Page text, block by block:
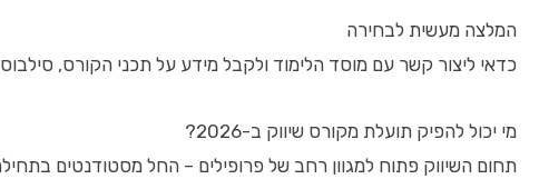
המלצה מעשית לבחירה
כדאי ליצור קשר עם מוסד הלימוד ולקבל מידע על תכני הקורס,
מי יכול להפיק תועלת מקורס שיווק ב-2026?
תחום השיווק פתוח למגוון רחב של פרופילים – החל מסטודנטים